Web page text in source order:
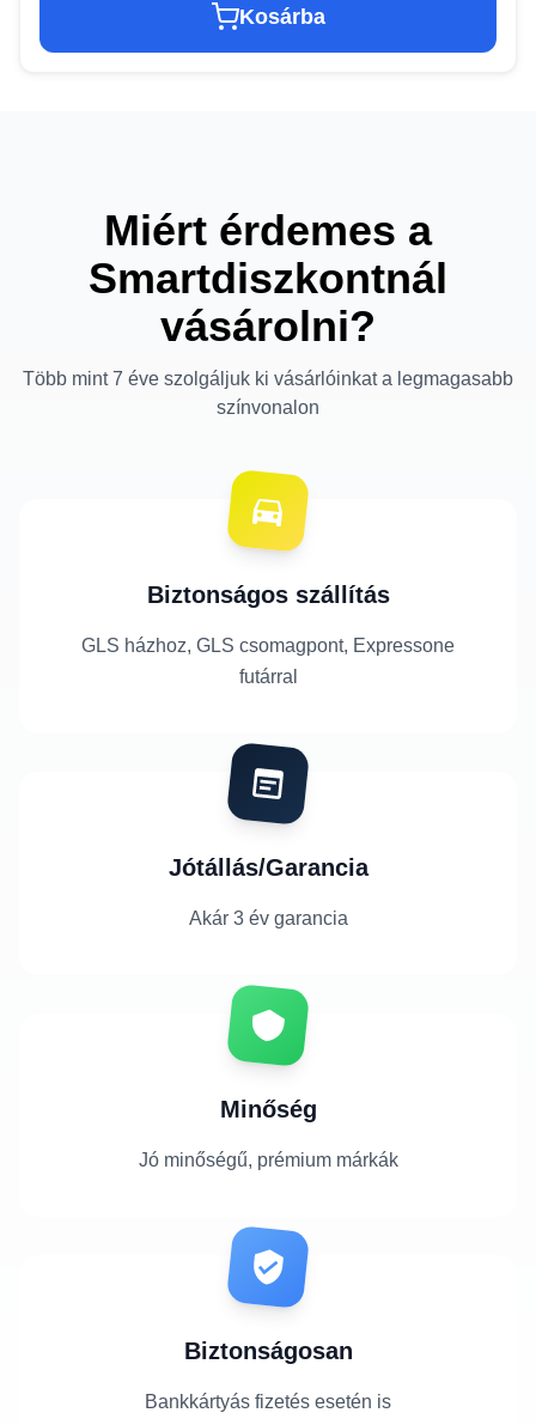
Kosárba
Miért érdemes a
Smartdiszkontnál
vásárolni?
Több mint 7 éve szolgáljuk ki vásárlóinkat a legmagasabb
színvonalon
Biztonságos szállítás
GLS házhoz, GLS csomagpont, Expressone
futárral
Jótállás/Garancia
Akár 3 év garancia
Minőség
Jó minőségű, prémium márkák
Biztonságosan
Bankkártyás fizetés esetén is